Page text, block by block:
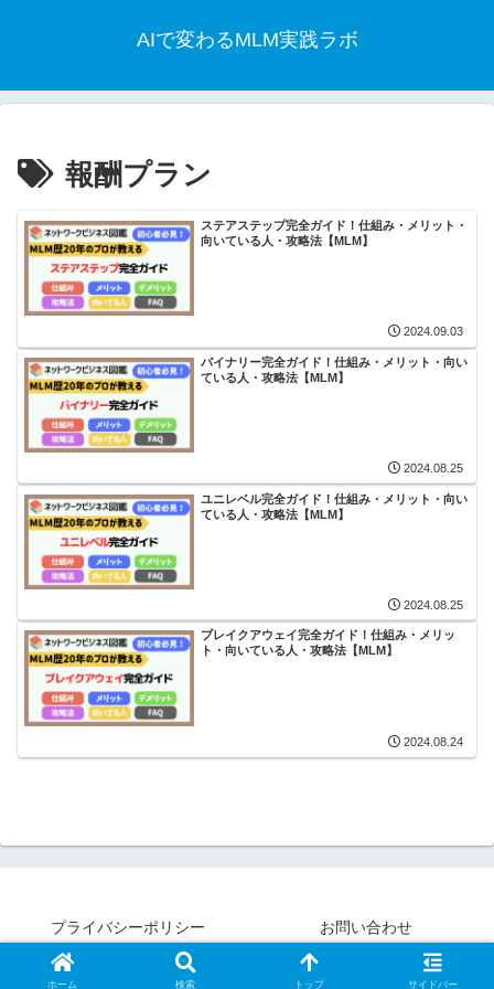
AIで変わるMLM実践ラボ
報酬プラン
ステアステップ完全ガイド！仕組み・メリット・
向いている人・攻略法【MLM】
2024.09.03
バイナリー完全ガイド！仕組み・メリット・向い
ている人・攻略法【MLM】
2024.08.25
ユニレベル完全ガイド！仕組み・メリット・向い
ている人・攻略法【MLM】
2024.08.25
ブレイクアウェイ完全ガイド！仕組み・メリッ
ト・向いている人・攻略法【MLM】
2024.08.24
プライバシーポリシー お問い合わせ
Copyright © 2022 AIで変わるMLM実践ラボ All Rights Reserved.
ホーム 検索 トップ サイドバー